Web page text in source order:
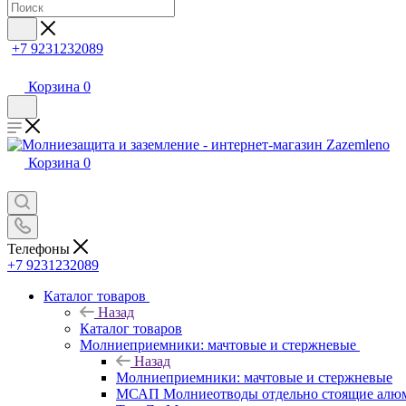
+7 9231232089
Корзина 0
Корзина 0
Телефоны
+7 9231232089
Каталог товаров
Назад
Каталог товаров
Молниеприемники: мачтовые и стержневые
Назад
Молниеприемники: мачтовые и стержневые
МСАП Молниеотводы отдельно стоящие